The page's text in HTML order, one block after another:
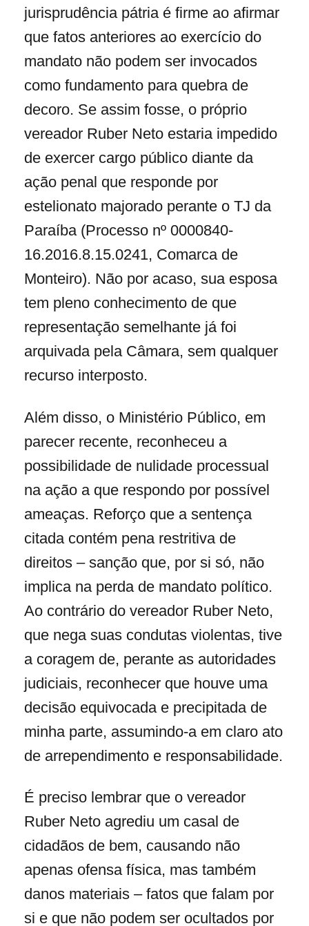
jurisprudência pátria é firme ao afirmar
que fatos anteriores ao exercício do
mandato não podem ser invocados
como fundamento para quebra de
decoro. Se assim fosse, o próprio
vereador Ruber Neto estaria impedido
de exercer cargo público diante da
ação penal que responde por
estelionato majorado perante o TJ da
Paraíba (Processo nº 0000840-
16.2016.8.15.0241, Comarca de
Monteiro). Não por acaso, sua esposa
tem pleno conhecimento de que
representação semelhante já foi
arquivada pela Câmara, sem qualquer
recurso interposto.
Além disso, o Ministério Público, em
parecer recente, reconheceu a
possibilidade de nulidade processual
na ação a que respondo por possível
ameaças. Reforço que a sentença
citada contém pena restritiva de
direitos – sanção que, por si só, não
implica na perda de mandato político.
Ao contrário do vereador Ruber Neto,
que nega suas condutas violentas, tive
a coragem de, perante as autoridades
judiciais, reconhecer que houve uma
decisão equivocada e precipitada de
minha parte, assumindo-a em claro ato
de arrependimento e responsabilidade.
É preciso lembrar que o vereador
Ruber Neto agrediu um casal de
cidadãos de bem, causando não
apenas ofensa física, mas também
danos materiais – fatos que falam por
si e que não podem ser ocultados por